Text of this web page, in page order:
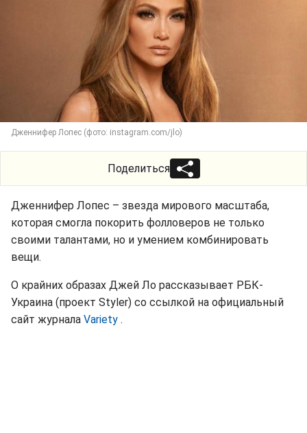
Дженнифер Лопес (фото: instagram.com/jlo)
Поделиться
Дженнифер Лопес – звезда мирового масштаба,
которая смогла покорить фолловеров не только
своими талантами, но и умением комбинировать
вещи.
О крайних образах Джей Ло рассказывает РБК-
Украина (проект Styler) со ссылкой на официальный
сайт журнала Variety .